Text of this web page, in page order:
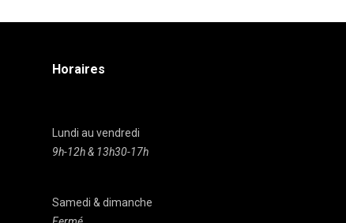
Horaires
Lundi au vendredi
9h-12h & 13h30-17h
Samedi & dimanche